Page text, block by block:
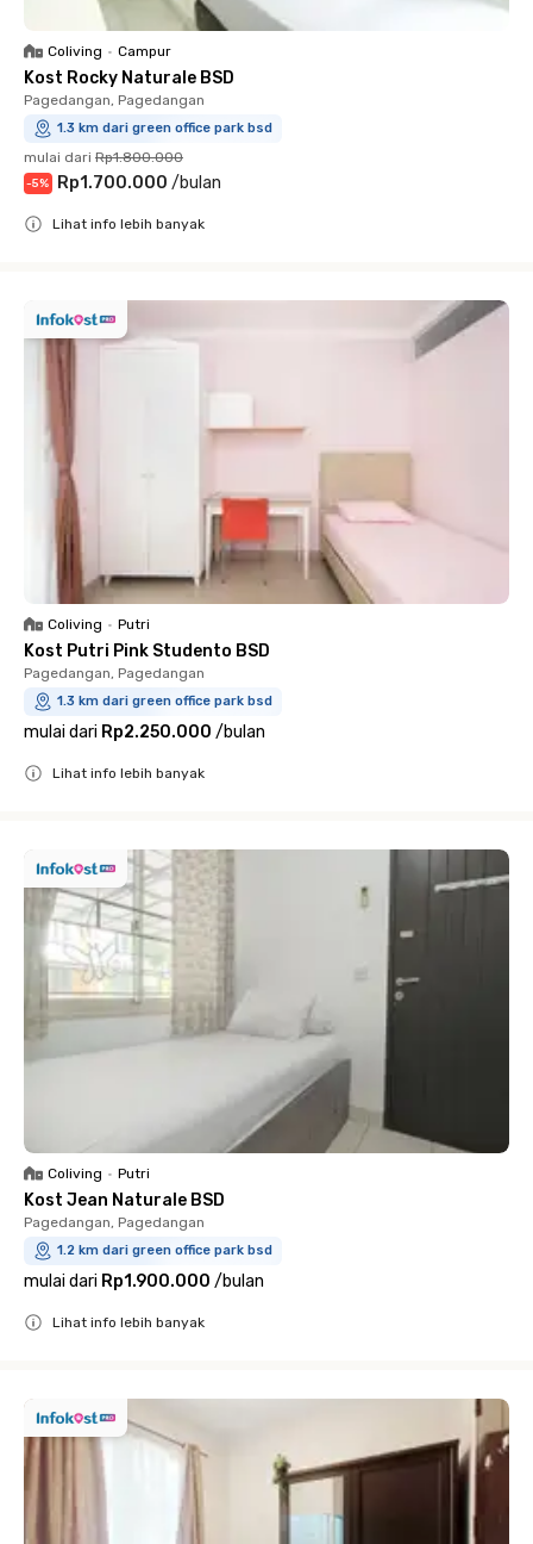
Coliving • Campur
Kost Rocky Naturale BSD
Pagedangan, Pagedangan
1.3 km dari green office park bsd
mulai dari Rp1.800.000
-5% Rp1.700.000 /bulan
Lihat info lebih banyak
Coliving • Putri
Kost Putri Pink Studento BSD
Pagedangan, Pagedangan
1.3 km dari green office park bsd
mulai dari Rp2.250.000 /bulan
Lihat info lebih banyak
Coliving • Putri
Kost Jean Naturale BSD
Pagedangan, Pagedangan
1.2 km dari green office park bsd
mulai dari Rp1.900.000 /bulan
Lihat info lebih banyak